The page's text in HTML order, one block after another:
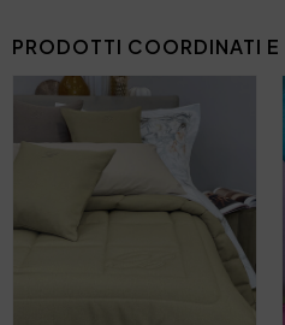
PRODOTTI COORDINATI